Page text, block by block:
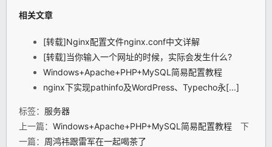
相关文章
[转载]Nginx配置文件nginx.conf中文详解
[转载]当你输入一个网址的时候，实际会发生什么?
Windows+Apache+PHP+MySQL简易配置教程
nginx下实现pathinfo及WordPress、Typecho永[...]
标签： 服务器
上一篇： Windows+Apache+PHP+MySQL简易配置教程 下
一篇： 周鸿祎跟雷军在一起喝茶了